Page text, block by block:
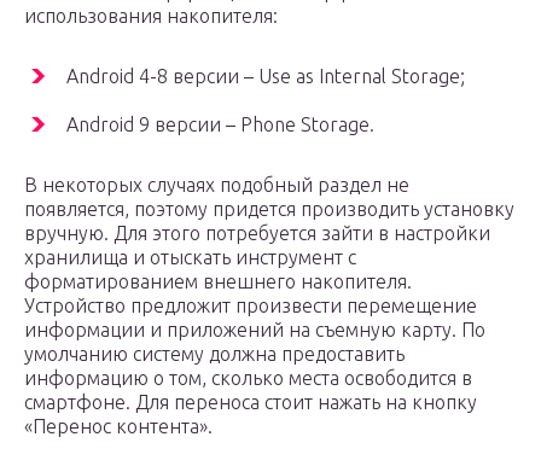
использования накопителя:
Android 4-8 версии – Use as Internal Storage;
Android 9 версии – Phone Storage.
В некоторых случаях подобный раздел не
появляется, поэтому придется производить установку
вручную. Для этого потребуется зайти в настройки
хранилища и отыскать инструмент с
форматированием внешнего накопителя.
Устройство предложит произвести перемещение
информации и приложений на съемную карту. По
умолчанию систему должна предоставить
информацию о том, сколько места освободится в
смартфоне. Для переноса стоит нажать на кнопку
«Перенос контента».